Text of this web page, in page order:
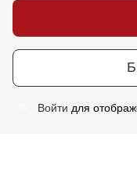
Войти для